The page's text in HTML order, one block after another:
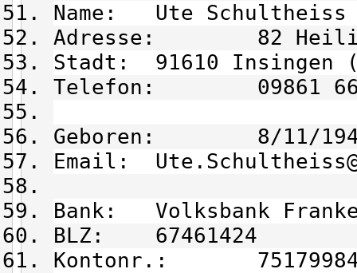
Name: Ute Schultheiss
Adresse: 82
Stadt: 91610 Insingen
Telefon: 09861 66
Geboren: 8/11/
Email:
Bank: Volksbank
BLZ: 67461424
Kontonr.: